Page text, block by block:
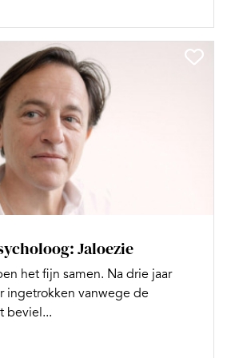
Jaloezie
het fijn samen. Na drie jaar
ingetrokken vanwege de
beviel...